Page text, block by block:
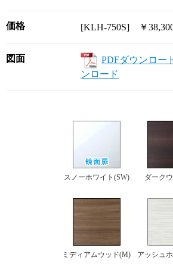
価格 [KLH-750S] ￥
図面 PDFダウンロー
ンロード
スノーホワイト(SW) ダーク
ミディアムウッド(M) アッシュ